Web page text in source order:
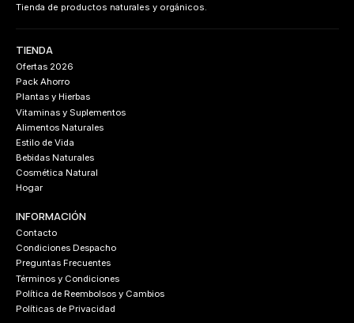
Tienda de productos naturales y orgánicos.
TIENDA
Ofertas 2026
Pack Ahorro
Plantas y Hierbas
Vitaminas y Suplementos
Alimentos Naturales
Estilo de Vida
Bebidas Naturales
Cosmética Natural
Hogar
INFORMACIÓN
Contacto
Condiciones Despacho
Preguntas Frecuentes
Términos y Condiciones
Política de Reembolsos y Cambios
Políticas de Privacidad